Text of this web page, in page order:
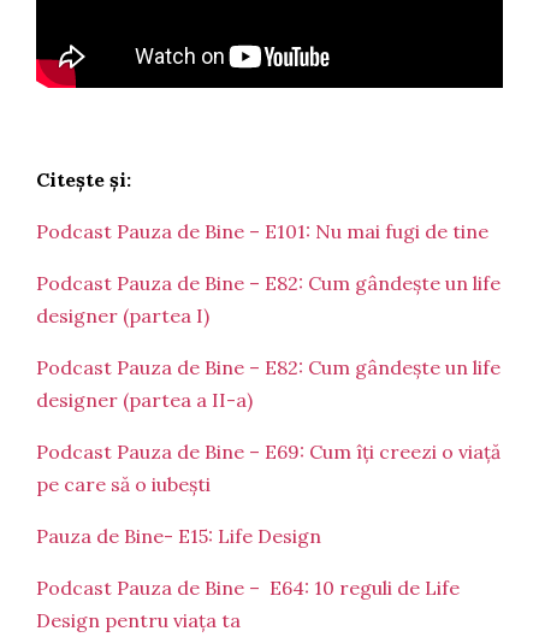
Citește și:
Podcast Pauza de Bine – E101: Nu mai fugi de tine
Podcast Pauza de Bine – E82: Cum gândește un life
designer (partea I)
Podcast Pauza de Bine – E82: Cum gândește un life
designer (partea a II-a)
Podcast Pauza de Bine – E69: Cum îți creezi o viață
pe care să o iubești
Pauza de Bine- E15: Life Design
Podcast Pauza de Bine – E64: 10 reguli de Life
Design pentru viața ta